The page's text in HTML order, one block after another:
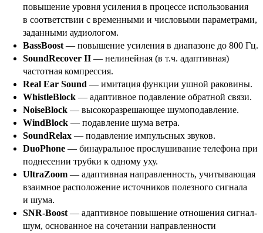
повышение уровня усиления в процессе использования
в соответствии с временными и числовыми параметрами,
заданными аудиологом.
BassBoost — повышение усиления в диапазоне до 800 Гц.
SoundRecover II — нелинейная (в т.ч. адаптивная)
частотная компрессия.
Real Ear Sound — имитация функции ушной раковины.
WhistleBlock — адаптивное подавление обратной связи.
NoiseBlock — высокоразрешающее шумоподавление.
WindBlock — подавление шума ветра.
SoundRelax — подавление импульсных звуков.
DuoPhone — бинауральное прослушивание телефона при
поднесении трубки к одному уху.
UltraZoom — адаптивная направленность, учитывающая
взаимное расположение источников полезного сигнала
и шума.
SNR-Boost — адаптивное повышение отношения сигнал-
шум, основанное на сочетании направленности